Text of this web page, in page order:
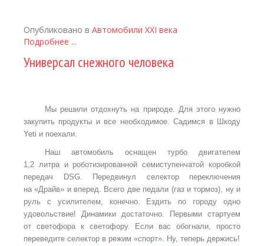
Опубликовано в Автомобили XXI века
Подробнее ...
Универсал снежного человека
Мы решили отдохнуть на природе. Для этого нужно
закупить продукты и все необходимое. Садимся в Шкоду
Yeti и поехали.
Наш автомобиль оснащен турбо двигателем
1,2 литра и роботизированной семиступенчатой коробкой
передач DSG. Передвинул селектор переключения
на «Драйв» и вперед. Всего две педали (газ и тормоз), ну и
руль с усилителем, конечно. Ездить по городу одно
удовольствие! Динамики достаточно. Первыми стартуем
от светофора к светофору. Если вас обогнали, просто
переведите селектор в режим «спорт». Ну, теперь держись!